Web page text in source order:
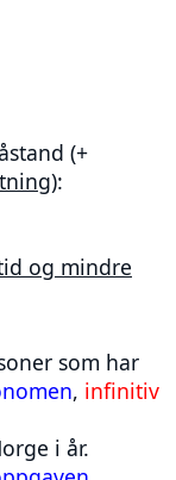
(+
):
og mindre
som har
, infinitiv
i år.